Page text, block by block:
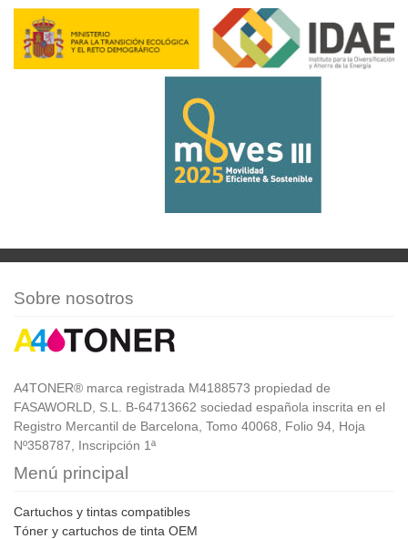
Sobre nosotros
A4TONER® marca registrada M4188573 propiedad de
FASAWORLD, S.L. B-64713662 sociedad española inscrita en el
Registro Mercantil de Barcelona, Tomo 40068, Folio 94, Hoja
Nº358787, Inscripción 1ª
Menú principal
Cartuchos y tintas compatibles
Tóner y cartuchos de tinta OEM